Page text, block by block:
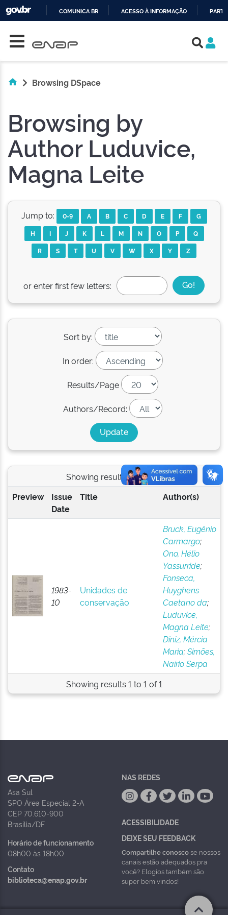
COMUNICA BR ACESSO À INFORMAÇÃO
Browsing DSpace
Browsing by
Author Luduvice,
Magna Leite
Jump to: 0-9 A B C D E F
G
H
I J K L M N O P
Q
R
S T U V W X Y Z
or enter first few letters:
Sort by:
In order:
Results/Page
Authors/Record:
Showing results 1 to 1 of 1
Preview
Issue
Date
Title Author(s)
1983-
10
Unidades de
conservação
Bruck, Eugênio
Carmargo;
Ono, Hélio
Yassurride;
Fonseca,
Huyghens
Caetano da;
Luduvice,
Magna Leite;
Diniz, Mércia
Maria;Simões,
Naírio Serpa
Showing results 1 to 1 of 1
Asa Sul
SPO Área Especial 2-A
CEP 70.610-900
Brasília/DF
Horário de funcionamento
08h00 às 18h00
Contato
biblioteca@enap.gov.br
NAS REDES
ACESSIBILIDADE
DEIXE SEU FEEDBACK
Compartilhe conoscose nossos
canais estão adequados pra
você? Elogios também são
super bem vindos!